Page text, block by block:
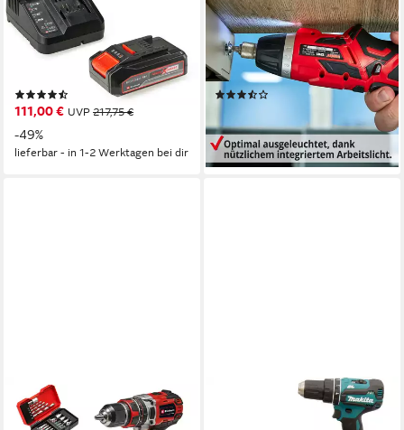
Akku-Schlagbohrschrauber
TE-CD 18/48 Li-i Kit, (Set),
Power X-Change, Inkl. 2
Akkus, Koffer und Zubehör
111,00 € UVP 217,75 €
-49%
lieferbar - in 1-2 Werktagen bei dir
Akku-Schrauber mit
3,4V/2Ah Akku und 52-
teiliger Bitsatz, 230 U/min, 4
Nm, Mangetisch, 4 Nm
lieferbar - in 3-4 Werktagen bei dir